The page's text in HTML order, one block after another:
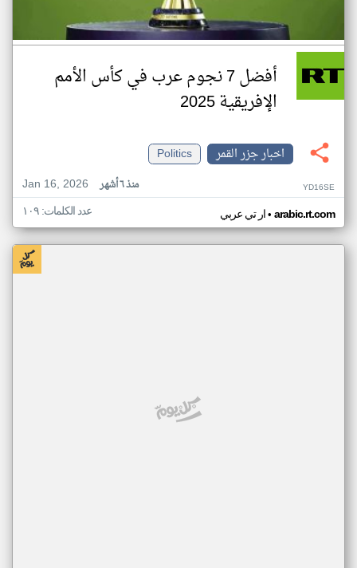
أفضل 7 نجوم عرب في كأس الأمم
الإفريقية 2025
اخبار جزر القمر
Politics
Jan 16, 2026
منذ ٦ أشهر YD16SE
ار تي عربي• arabic.rt.com عدد الكلمات: ١٠٩